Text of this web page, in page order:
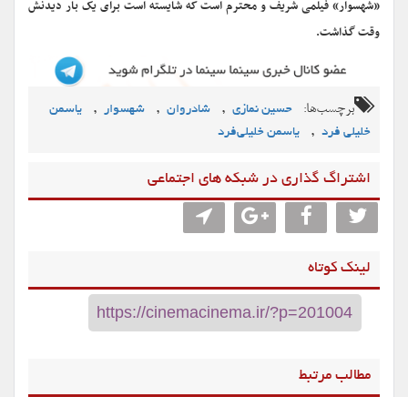
«شهسوار» فیلمی شریف و محترم است که شایسته است برای یک بار دیدنش
وقت گذاشت.
برچسب‌ها: حسین نمازی , شادروان , شهسوار ,
یاسمن
خلیلی فرد , یاسمن خلیلی‌فرد
اشتراگ گذاری در شبکه های اجتماعی
لینک کوتاه
مطالب مرتبط